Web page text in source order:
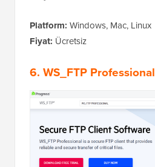
Platform: Windows, Mac, Linux
Fiyat: Ücretsiz
6. WS_FTP Professional